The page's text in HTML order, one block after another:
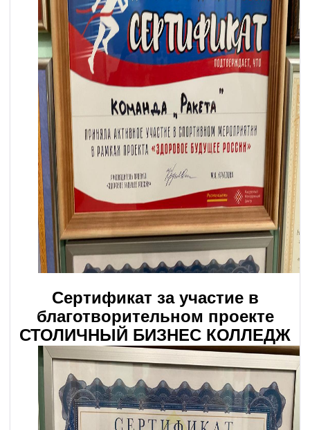
Сертификат за участие в
благотворительном проекте
СТОЛИЧНЫЙ БИЗНЕС КОЛЛЕДЖ